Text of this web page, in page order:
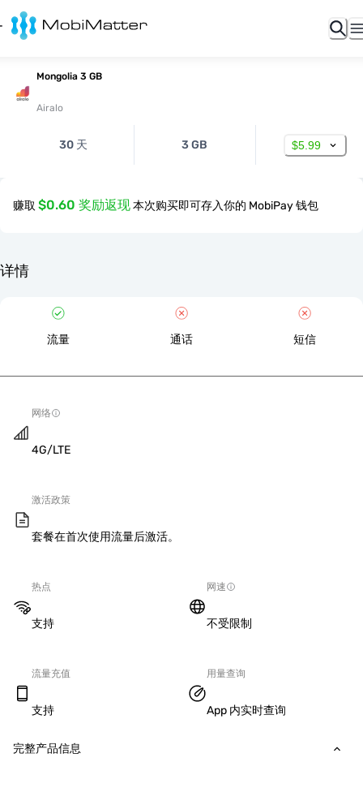
Mongolia 3 GB
Airalo
30 天 3 GB $5.99
赚取 $0.60 奖励返现本次购买即可存入你的 MobiPay 钱包
详情
流量 通话 短信
网络
4G/LTE
激活政策
套餐在首次使用流量后激活。
热点
支持
网速
不受限制
流量充值
支持
用量查询
App 内实时查询
完整产品信息